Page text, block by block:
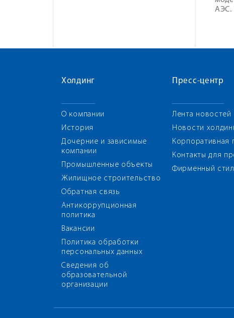
АЭС.
Холдинг
О компании
История
Дочерние и зависимые
компании
Промышленные объекты
Жилищное строительство
Обратная связь
Антикоррупционная
политика
Вакансии
Политика обработки
персональных данных
Сведения об
образовательной
организации
Пресс-центр
Лента новостей
Новости
Корпоративная
Контакты для
Фирменный